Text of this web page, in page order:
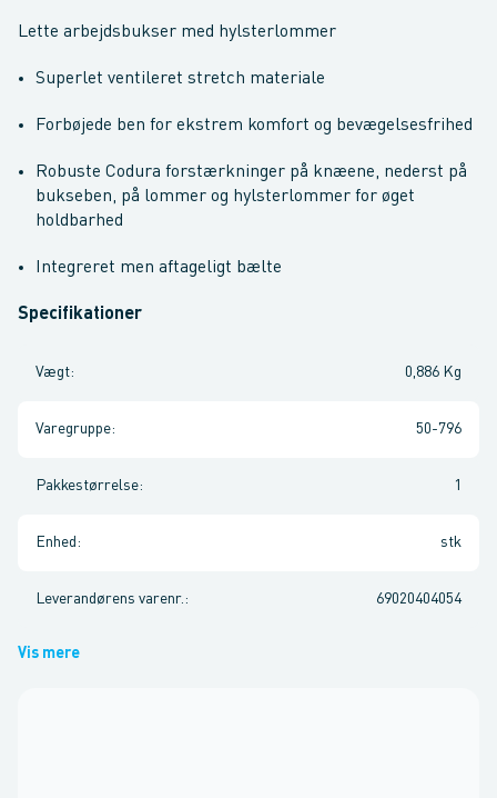
Lette arbejdsbukser med hylsterlommer
Superlet ventileret stretch materiale
Forbøjede ben for ekstrem komfort og bevægelsesfrihed
Robuste Codura forstærkninger på knæene, nederst på
bukseben, på lommer og hylsterlommer for øget
holdbarhed
Integreret men aftageligt bælte
Specifikationer
Vægt: 0,886 Kg
Varegruppe: 50-796
Pakkestørrelse: 1
Enhed : stk
Leverandørens varenr. : 69020404054
Vis mere